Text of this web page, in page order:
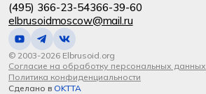
(495) 366-23-54366-39-60
elbrusoidmoscow@mail.ru
© 2003-2026 Elbrusoid.org
Согласие на обработку персональных данных
Политика конфиденциальности
Сделано в OKTTA